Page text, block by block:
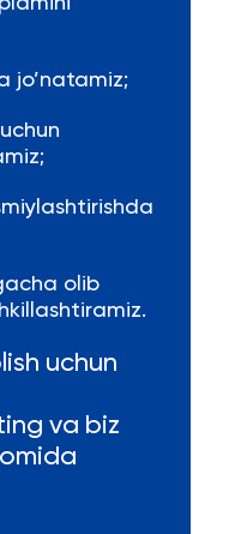
jo’natamiz;
olib
uchun
va biz